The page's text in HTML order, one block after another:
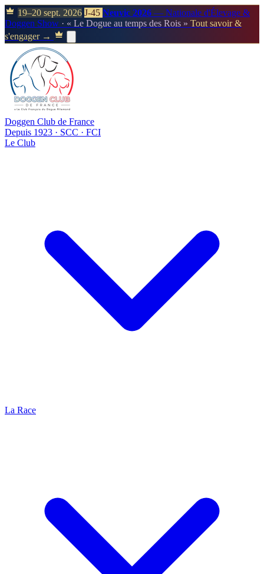
19–20 sept. 2026 J-45 Neuvic 2026 — Nationale d'Élevage &
Doggen Show · « Le Dogue au temps des Rois » Tout savoir &
s'engager →
Doggen Club de France
Depuis 1923 · SCC · FCI
Le Club
La Race